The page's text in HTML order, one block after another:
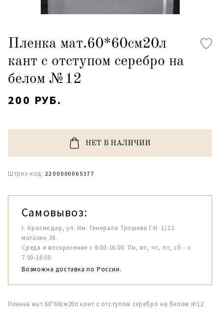
Пленка мат.60*60см20л
кант с отступом серебро на
белом №12
200 РУБ.
НЕТ В НАЛИЧИИ
Штрих-код: 2200000065377
Самовывоз:
г. Краснодар, ул. Им. Генерала Трошева Г.Н. 1/12
магазин 38.
Среда и воскресение с 6:00-16:00. Пн, вт, чт, пт, сб - с
7:00-16:00.
Возможна доставка по России.
Пленка мат.60*60см20л кант с отступом серебро на белом №12